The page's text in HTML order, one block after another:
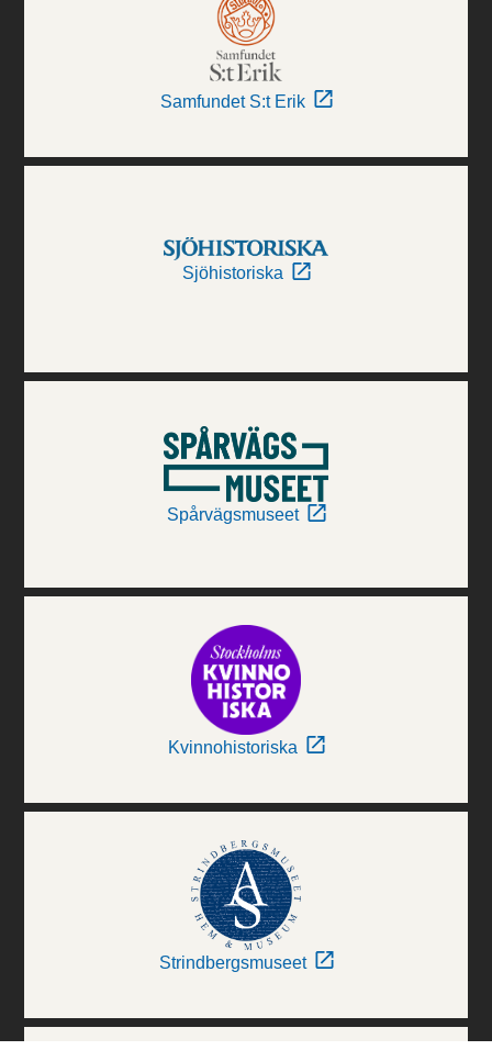
Samfundet S:t Erik
Sjöhistoriska
Spårvägsmuseet
Kvinnohistoriska
Strindbergsmuseet